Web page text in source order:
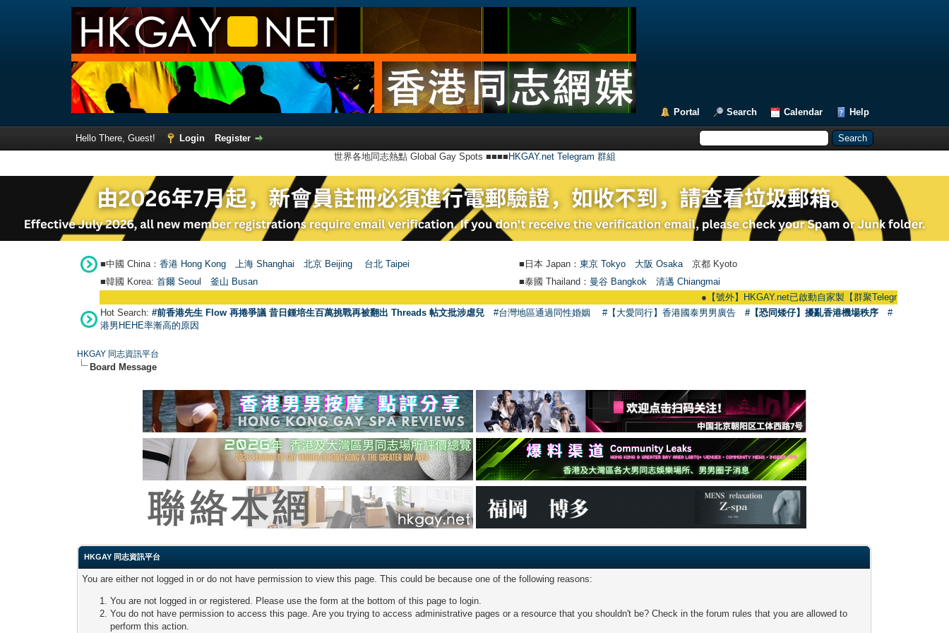
Portal Search Calendar Help
Hello There, Guest! Login
Register
世界各地同志熱點 Global Gay Spots ■■■■ HKGAY.net Telegram 群組
■中國 China： 香港 Hong Kong 上海 Shanghai 北京 Beijing 台北 Taipei ■日本 Japan： 東京 Tokyo 大阪 Osaka 京都 Kyoto
■韓國 Korea: 首爾 Seou 釜山 Busan ■泰國 Thailand： 曼谷 Bangkok
清邁 Chiangmai
【號外】HKGAY.net已啟動自家製【群聚Telegram群組】
Hot Search: #前香港先生 Flow 再捲爭議 昔日鍾培生百萬挑戰再被翻出 Threads 帖文批涉虐兒 #台灣地區通過同性婚姻 #【大愛同行】香港國泰男男廣告 #【恐同矮仔】擾亂香港機場秩序
#
港男HEHE率漸高的原因
HKGAY 同志資訊平台
Board Message
HKGAY 同志資訊平台
You are either not logged in or do not have permission to view this page. This could be because one of the following reasons:
You are not logged in or registered. Please use the form at the bottom of this page to login.
You do not have permission to access this page. Are you trying to access administrative pages or a resource that you shouldn't be? Check in the forum rules that you are allowed to
perform this action.